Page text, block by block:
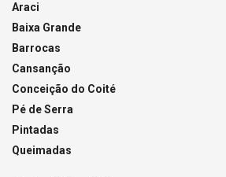
Araci
Baixa Grande
Barrocas
Cansanção
Conceição do Coité
Pé de Serra
Pintadas
Queimadas